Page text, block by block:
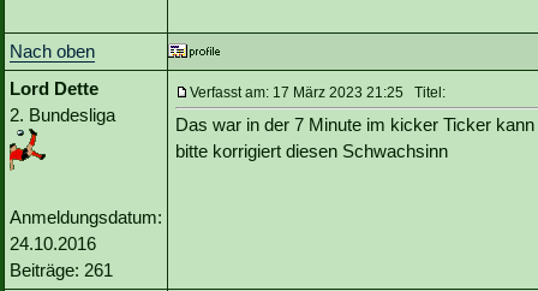
Nach oben
Lord Dette
2. Bundesliga
Anmeldungsdatum:
24.10.2016
Beiträge: 261
Verfasst am: 17 März 2023 21:25 Titel:
Das war in der 7 Minute im kicker Ticker
bitte korrigiert diesen Schwachsinn